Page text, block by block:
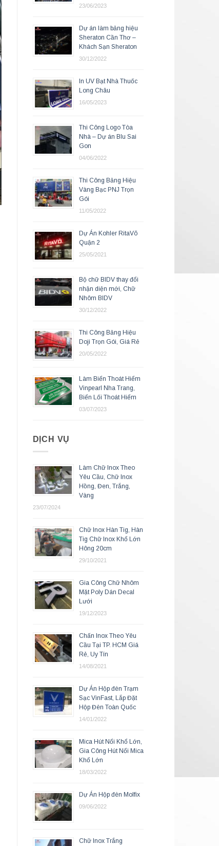
23/06/2023
Dự án làm bảng hiệu
Sheraton Cần Thơ –
Khách Sạn Sheraton
30/12/2022
In UV Bạt Nhà Thuốc
Long Châu
16/05/2023
Thi Công Logo Tòa
Nhà – Dự án Blu Sai
Gon
04/06/2022
Thi Công Bảng Hiệu
Vàng Bạc PNJ Trọn
Gói
11/05/2022
Dự Án Kohler RitaVõ
Quận 2
25/05/2021
Bộ chữ BIDV thay đổi
nhận diện mới, Chữ
Nhôm BIDV
30/12/2022
Thi Công Bảng Hiệu
Doji Trọn Gói, Giá Rẻ
20/05/2022
Làm Biển Thoát Hiểm
Vinpearl Nha Trang,
Biển Lối Thoát Hiểm
03/07/2023
DỊCH VỤ
Làm Chữ Inox Theo
Yêu Cầu, Chữ Inox
Hồng, Đen, Trắng,
Vàng
23/07/2024
Chữ Inox Hàn Tig, Hàn
Tig Chữ Inox Khổ Lớn
Hông 20cm
29/10/2021
Gia Công Chữ Nhôm
Mặt Poly Dán Decal
Lưới
19/12/2023
Chấn Inox Theo Yêu
Cầu Tại TP. HCM Giá
Rẻ, Uy Tín
14/08/2021
Dự Án Hộp đèn Trạm
Sạc VinFast, Lắp Đặt
Hộp Đèn Toàn Quốc
14/01/2022
Mica Hút Nổi Khổ Lớn,
Gia Công Hút Nổi Mica
Khổ Lớn
18/03/2022
Dự Án Hộp đèn Molfix
09/06/2022
Chữ Inox Trắng